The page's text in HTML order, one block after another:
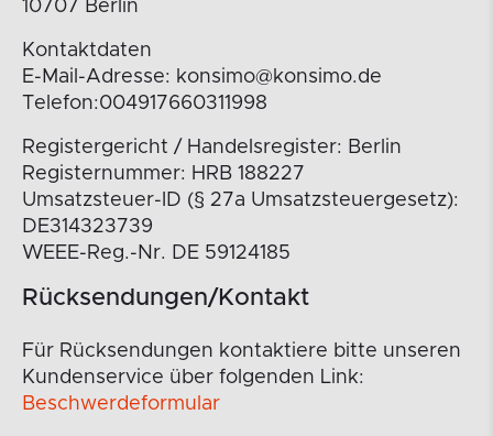
10707 Berlin
Kontaktdaten
E-Mail-Adresse: konsimo@konsimo.de
Telefon:004917660311998
Registergericht / Handelsregister: Berlin
Registernummer: HRB 188227
Umsatzsteuer-ID (§ 27a Umsatzsteuergesetz):
DE314323739
WEEE-Reg.-Nr. DE 59124185
Rücksendungen/Kontakt
Für Rücksendungen kontaktiere bitte unseren
Kundenservice über folgenden Link:
Beschwerdeformular